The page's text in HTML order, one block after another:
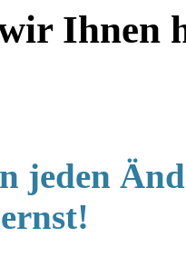
Ihnen
jeden